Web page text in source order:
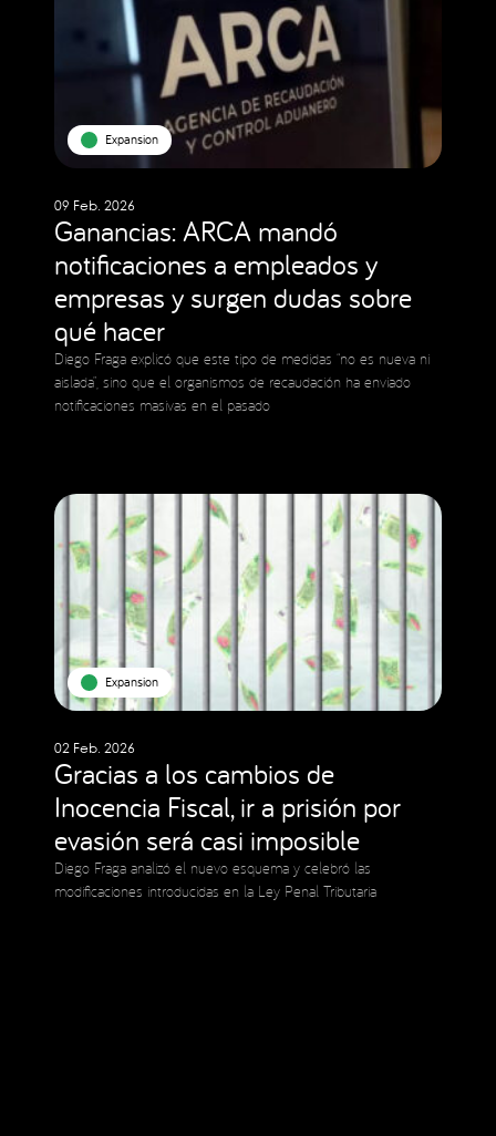
Expansion
09 Feb. 2026
Ganancias: ARCA mandó
notificaciones a empleados y
empresas y surgen dudas sobre
qué hacer
Diego Fraga explicó que este tipo de medidas “no es nueva ni
aislada”, sino que el organismos de recaudación ha enviado
notificaciones masivas en el pasado
Expansion
02 Feb. 2026
Gracias a los cambios de
Inocencia Fiscal, ir a prisión por
evasión será casi imposible
Diego Fraga analizó el nuevo esquema y celebró las
modificaciones introducidas en la Ley Penal Tributaria